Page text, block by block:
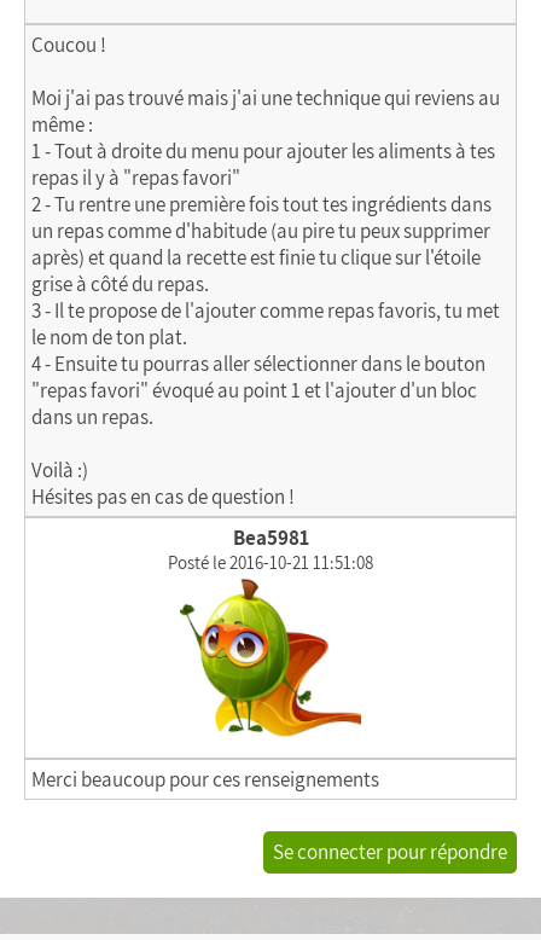
Coucou !
Moi j'ai pas trouvé mais j'ai une technique qui reviens au
même :
1 - Tout à droite du menu pour ajouter les aliments à tes
repas il y à "repas favori"
2 - Tu rentre une première fois tout tes ingrédients dans
un repas comme d'habitude (au pire tu peux supprimer
après) et quand la recette est finie tu clique sur l'étoile
grise à côté du repas.
3 - Il te propose de l'ajouter comme repas favoris, tu met
le nom de ton plat.
4 - Ensuite tu pourras aller sélectionner dans le bouton
"repas favori" évoqué au point 1 et l'ajouter d'un bloc
dans un repas.
Voilà :)
Hésites pas en cas de question !
Bea5981
Posté le 2016-10-21 11:51:08
Merci beaucoup pour ces renseignements
Se connecter pour répondre